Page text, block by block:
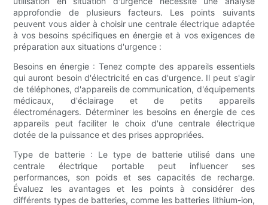
approfondie de plusieurs facteurs. Les points suivants
peuvent vous aider à choisir une centrale électrique adaptée
à vos besoins spécifiques en énergie et à vos exigences de
préparation aux situations d'urgence :
Besoins en énergie : Tenez compte des appareils essentiels
qui auront besoin d'électricité en cas d'urgence. Il peut s'agir
de téléphones, d'appareils de communication, d'équipements
médicaux, d'éclairage et de petits appareils
électroménagers. Déterminer les besoins en énergie de ces
appareils peut faciliter le choix d'une centrale électrique
dotée de la puissance et des prises appropriées.
Type de batterie : Le type de batterie utilisé dans une
centrale électrique portable peut influencer ses
performances, son poids et ses capacités de recharge.
Évaluez les avantages et les points à considérer des
différents types de batteries, comme les batteries lithium-ion,